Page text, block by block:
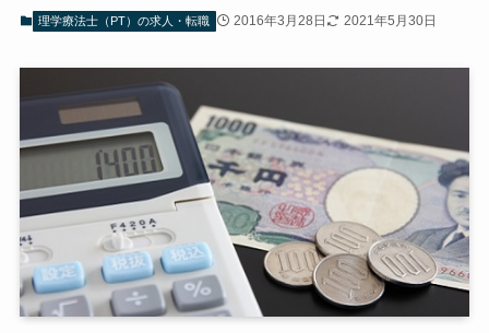
理学療法士（PT）の求人・転職 2016年3月28日 2021年5月30日